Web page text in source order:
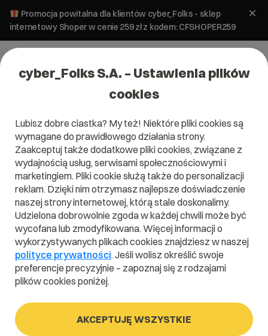
Promocja powitalna dla klientów cyber_Folks - sklep
internetowy Shoper w cenie 259 zł z kodem: CFSHOPER259
WordPress
Wersje WordPress w Polsce w maju
2021
13 października 2023 ok.3min
cyber_Folks S.A. – Ustawienia plików
cookies
Lubisz dobre ciastka? My też! Niektóre pliki cookies są
wymagane do prawidłowego działania strony.
Zaakceptuj także dodatkowe pliki cookies, związane z
wydajnością usług, serwisami społecznościowymi i
marketingiem. Pliki cookie służą także do personalizacji
reklam. Dzięki nim otrzymasz najlepsze doświadczenie
naszej strony internetowej, którą stale doskonalimy.
Udzielona dobrowolnie zgoda w każdej chwili może być
wycofana lub zmodyfikowana. Więcej informacji o
wykorzystywanych plikach cookies znajdziesz w naszej
polityce prywatności. Jeśli wolisz określić swoje
preferencje precyzyjnie – zapoznaj się z rodzajami
plików cookies poniżej.
AKCEPTUJĘ WSZYSTKIE